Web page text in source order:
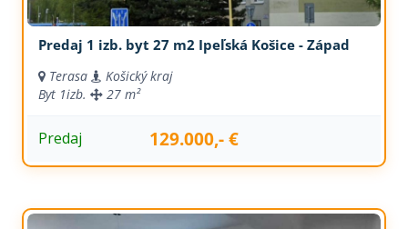
Predaj 1 izb. byt 27 m2 Ipeľská Košice - Západ
Terasa
Košický kraj
Byt 1izb. 27 m²
Predaj 129.000,- €